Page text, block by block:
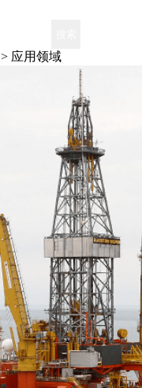
> 应用领域